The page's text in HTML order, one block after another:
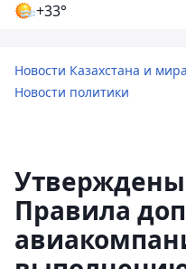
+33°
Новости Казахстана и
Новости политики
Правила